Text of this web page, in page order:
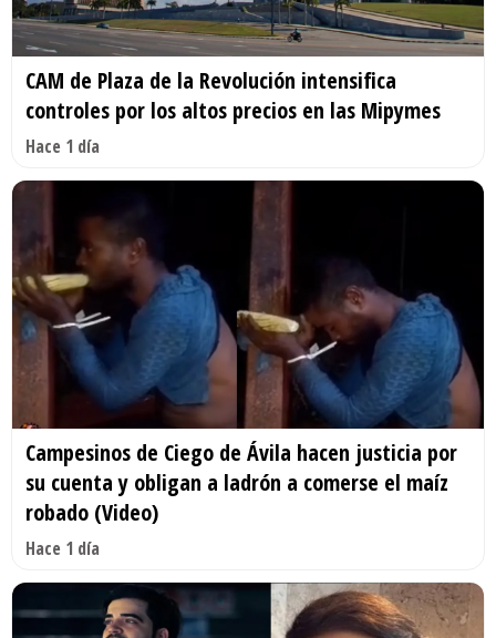
CAM de Plaza de la Revolución intensifica
controles por los altos precios en las Mipymes
Hace 1 día
Campesinos de Ciego de Ávila hacen justicia por
su cuenta y obligan a ladrón a comerse el maíz
robado (Video)
Hace 1 día